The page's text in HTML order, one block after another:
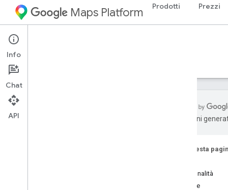
Maps Platform Prodotti Prezzi
Android
Guide
traduzioni
Su questa
Funzionalità
Risorse
Info
Chat
API